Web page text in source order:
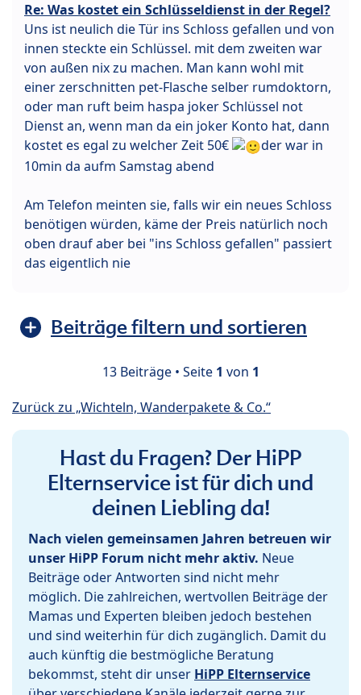
Re: Was kostet ein Schlüsseldienst in der Regel?
Uns ist neulich die Tür ins Schloss gefallen und von
innen steckte ein Schlüssel. mit dem zweiten war
von außen nix zu machen. Man kann wohl mit
einer zerschnitten pet-Flasche selber rumdoktorn,
oder man ruft beim haspa joker Schlüssel not
Dienst an, wenn man da ein joker Konto hat, dann
kostet es egal zu welcher Zeit 50€
der war in
10min da aufm Samstag abend
Am Telefon meinten sie, falls wir ein neues Schloss
benötigen würden, käme der Preis natürlich noch
oben drauf aber bei "ins Schloss gefallen" passiert
das eigentlich nie
Beiträge filtern und sortieren
13 Beiträge • Seite 1 von 1
Zurück zu „Wichteln, Wanderpakete & Co.“
Hast du Fragen? Der HiPP
Elternservice ist für dich und
deinen Liebling da!
Nach vielen gemeinsamen Jahren betreuen wir
unser HiPP Forum nicht mehr aktiv. Neue
Beiträge oder Antworten sind nicht mehr
möglich. Die zahlreichen, wertvollen Beiträge der
Mamas und Experten bleiben jedoch bestehen
und sind weiterhin für dich zugänglich. Damit du
auch künftig die bestmögliche Beratung
bekommst, steht dir unser HiPP Elternservice